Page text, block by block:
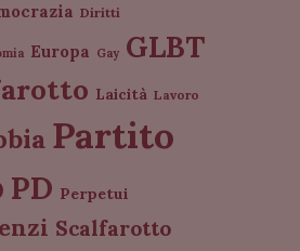
Diritti
Europa Gay GLBT
Laicità Lavoro
Partito
PD Perpetui
Scalfarotto